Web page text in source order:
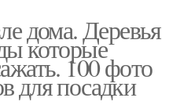
дома. Деревья
которые
100 фото
для посадки